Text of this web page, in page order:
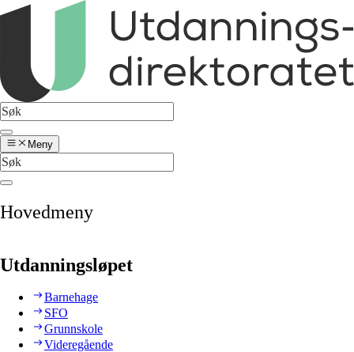
Meny
Hovedmeny
Utdanningsløpet
Barnehage
SFO
Grunnskole
Videregående